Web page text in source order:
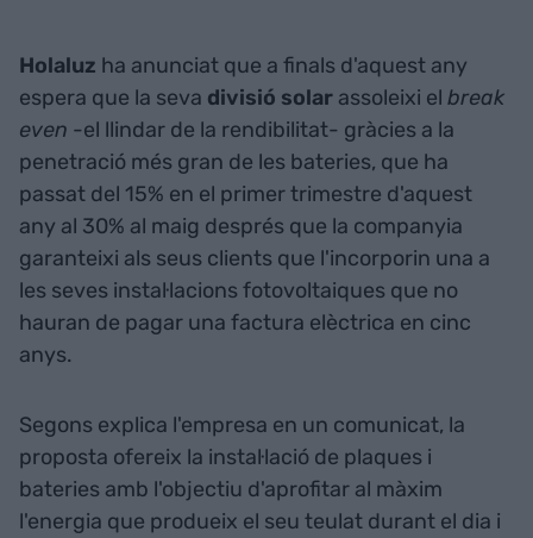
Holaluz ha anunciat que a finals d'aquest any
espera que la seva divisió solar assoleixi el break
even -el llindar de la rendibilitat- gràcies a la
penetració més gran de les bateries, que ha
passat del 15% en el primer trimestre d'aquest
any al 30% al maig després que la companyia
garanteixi als seus clients que l'incorporin una a
les seves instal·lacions fotovoltaiques que no
hauran de pagar una factura elèctrica en cinc
anys.
Segons explica l'empresa en un comunicat, la
proposta ofereix la instal·lació de plaques i
bateries amb l'objectiu d'aprofitar al màxim
l'energia que produeix el seu teulat durant el dia i